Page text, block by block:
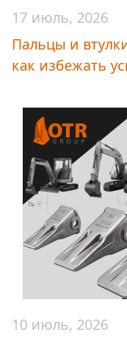
17 июль, 2026
Пальцы и
как избежать
10 июль, 2026